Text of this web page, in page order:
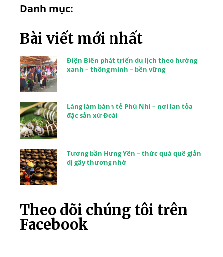
Danh mục:
Bài viết mới nhất
Điện Biên phát triển du lịch theo hướng
xanh – thông minh – bền vững
Làng làm bánh tẻ Phú Nhi – nơi lan tỏa
đặc sản xứ Đoài
Tương bần Hưng Yên – thức quà quê giản
dị gây thương nhớ
Theo dõi chúng tôi trên
Facebook